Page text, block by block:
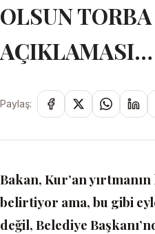
OLSUN
AÇIKLAMASI…
Paylaş:
Bakan, Kur’an
belirtiyor ama, bu gibi
değil, Belediye